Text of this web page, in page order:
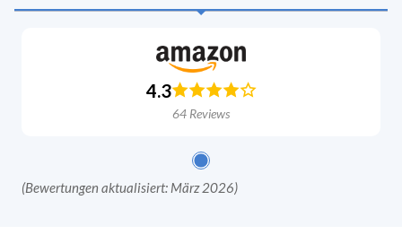
4.3
64 Reviews
(Bewertungen aktualisiert: März 2026)